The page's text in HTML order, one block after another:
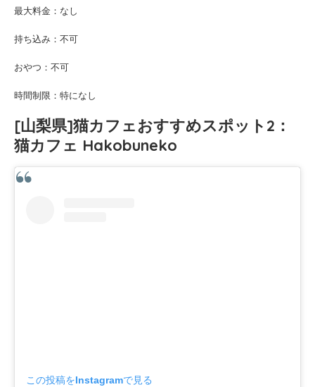
最大料金：なし
持ち込み：不可
おやつ：不可
時間制限：特になし
[山梨県]猫カフェおすすめスポット2：
猫カフェ Hakobuneko
この投稿をInstagramで見る